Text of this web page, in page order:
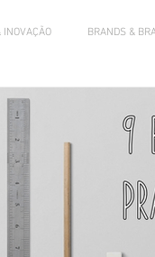
INOVAÇÃO BRANDS &